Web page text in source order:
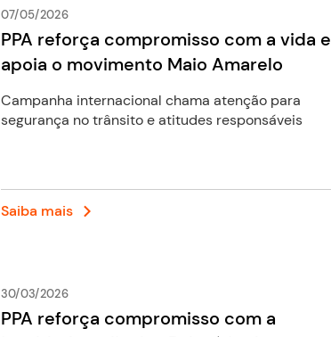
07/05/2026
PPA reforça compromisso com a vida e
apoia o movimento Maio Amarelo
Campanha internacional chama atenção para
segurança no trânsito e atitudes responsáveis
Saiba mais
30/03/2026
PPA reforça compromisso com a